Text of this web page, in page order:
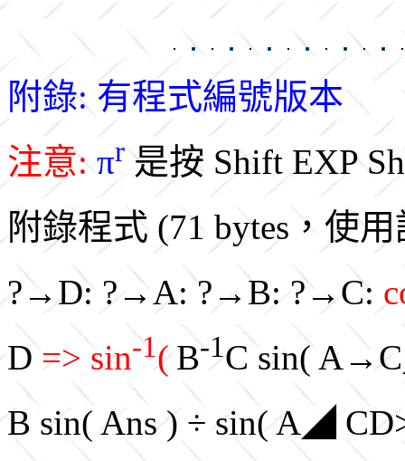
附錄: 有程式編號版本
注意: πr 是按 Shift EXP
附錄程式 (71 bytes，使
?→D: ?→A: ?→B: ?→C:
D => sin-1( B-1C sin(
B sin( Ans ) ÷ sin( A◢